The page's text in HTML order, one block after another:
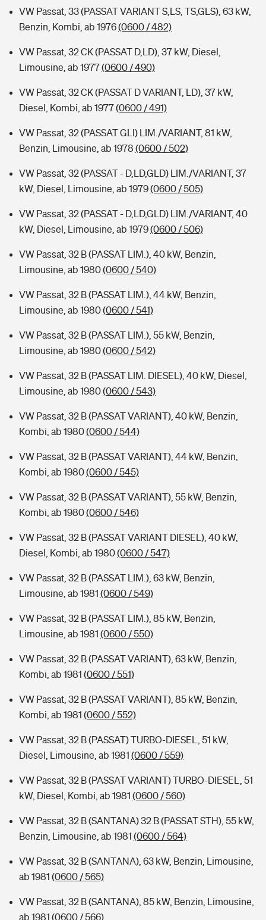
VW Passat, 33 (PASSAT VARIANT S,LS, TS,GLS), 63 kW,
Benzin, Kombi, ab 1976(0600 / 482)
VW Passat, 32 CK (PASSAT D,LD), 37 kW, Diesel,
Limousine, ab 1977(0600 / 490)
VW Passat, 32 CK (PASSAT D VARIANT, LD), 37 kW,
Diesel, Kombi, ab 1977(0600 / 491)
VW Passat, 32 (PASSAT GLI) LIM./VARIANT, 81 kW,
Benzin, Limousine, ab 1978 (0600 / 502)
VW Passat, 32 (PASSAT - D,LD,GLD) LIM./VARIANT, 37
kW, Diesel, Limousine, ab 1979(0600 / 505)
VW Passat, 32 (PASSAT - D,LD,GLD) LIM./VARIANT, 40
kW, Diesel, Limousine, ab 1979(0600 / 506)
VW Passat, 32 B (PASSAT LIM.), 40 kW, Benzin,
Limousine, ab 1980(0600 / 540)
VW Passat, 32 B (PASSAT LIM.), 44 kW, Benzin,
Limousine, ab 1980(0600 / 541)
VW Passat, 32 B (PASSAT LIM.), 55 kW, Benzin,
Limousine, ab 1980(0600 / 542)
VW Passat, 32 B (PASSAT LIM. DIESEL), 40 kW, Diesel,
Limousine, ab 1980(0600 / 543)
VW Passat, 32 B (PASSAT VARIANT), 40 kW, Benzin,
Kombi, ab 1980(0600 / 544)
VW Passat, 32 B (PASSAT VARIANT), 44 kW, Benzin,
Kombi, ab 1980(0600 / 545)
VW Passat, 32 B (PASSAT VARIANT), 55 kW, Benzin,
Kombi, ab 1980(0600 / 546)
VW Passat, 32 B (PASSAT VARIANT DIESEL), 40 kW,
Diesel, Kombi, ab 1980(0600 / 547)
VW Passat, 32 B (PASSAT LIM.), 63 kW, Benzin,
Limousine, ab 1981 (0600 / 549)
VW Passat, 32 B (PASSAT LIM.), 85 kW, Benzin,
Limousine, ab 1981 (0600 / 550)
VW Passat, 32 B (PASSAT VARIANT), 63 kW, Benzin,
Kombi, ab 1981 (0600 / 551)
VW Passat, 32 B (PASSAT VARIANT), 85 kW, Benzin,
Kombi, ab 1981 (0600 / 552)
VW Passat, 32 B (PASSAT) TURBO-DIESEL, 51 kW,
Diesel, Limousine, ab 1981 (0600 / 559)
VW Passat, 32 B (PASSAT VARIANT) TURBO-DIESEL, 51
kW, Diesel, Kombi, ab 1981 (0600 / 560)
VW Passat, 32 B (SANTANA) 32 B (PASSAT STH), 55 kW,
Benzin, Limousine, ab 1981 (0600 / 564)
VW Passat, 32 B (SANTANA), 63 kW, Benzin, Limousine,
ab 1981 (0600 / 565)
VW Passat, 32 B (SANTANA), 85 kW, Benzin, Limousine,
ab 1981 (0600 / 566)